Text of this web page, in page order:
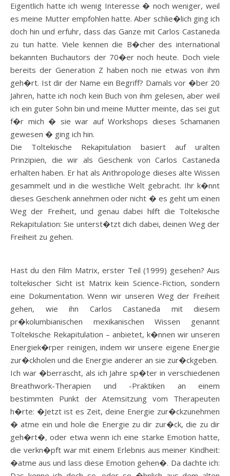
Eigentlich hatte ich wenig Interesse � noch weniger, weil
es meine Mutter empfohlen hatte. Aber schlie�lich ging ich
doch hin und erfuhr, dass das Ganze mit Carlos Castaneda
zu tun hatte. Viele kennen die B�cher des international
bekannten Buchautors der 70�er noch heute. Doch viele
bereits der Generation Z haben noch nie etwas von ihm
geh�rt. Ist dir der Name ein Begriff? Damals vor �ber 20
Jahren, hatte ich noch kein Buch von ihm gelesen, aber weil
ich ein guter Sohn bin und meine Mutter meinte, das sei gut
f�r mich � sie war auf Workshops dieses Schamanen
gewesen � ging ich hin.
Die Toltekische Rekapitulation basiert auf uralten
Prinzipien, die wir als Geschenk von Carlos Castaneda
erhalten haben. Er hat als Anthropologe dieses alte Wissen
gesammelt und in die westliche Welt gebracht. Ihr k�nnt
dieses Geschenk annehmen oder nicht � es geht um einen
Weg der Freiheit, und genau dabei hilft die Toltekische
Rekapitulation: Sie unterst�tzt dich dabei, deinen Weg der
Freiheit zu gehen.
Hast du den Film Matrix, erster Teil (1999) gesehen? Aus
toltekischer Sicht ist Matrix kein Science-Fiction, sondern
eine Dokumentation. Wenn wir unseren Weg der Freiheit
gehen, wie ihn Carlos Castaneda mit diesem
pr�kolumbianischen mexikanischen Wissen genannt
Toltekische Rekapitulation – anbietet, k�nnen wir unseren
Energiek�rper reinigen, indem wir unsere eigene Energie
zur�ckholen und die Energie anderer an sie zur�ckgeben.
Ich war �berrascht, als ich Jahre sp�ter in verschiedenen
Breathwork-Therapien und -Praktiken an einem
bestimmten Punkt der Atemsitzung vom Therapeuten
h�rte: �Jetzt ist es Zeit, deine Energie zur�ckzunehmen
� atme ein und hole die Energie zu dir zur�ck, die zu dir
geh�rt�, oder etwa wenn ich eine starke Emotion hatte,
die verkn�pft war mit einem Erlebnis aus meiner Kindheit:
�atme aus und lass diese Emotion gehen�. Da dachte ich: